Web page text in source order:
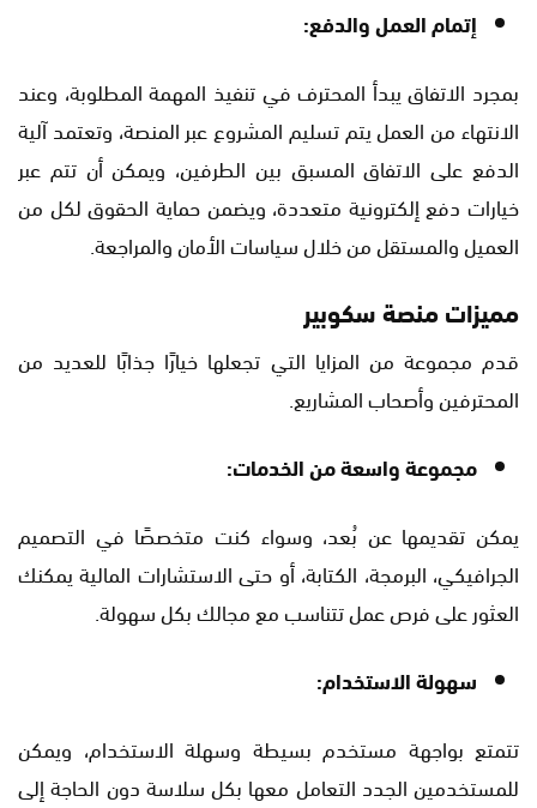
إتمام العمل والدفع:
بمجرد الاتفاق يبدأ المحترف في تنفيذ المهمة المطلوبة، وعند
الانتهاء من العمل يتم تسليم المشروع عبر المنصة، وتعتمد آلية
الدفع على الاتفاق المسبق بين الطرفين، ويمكن أن تتم عبر
خيارات دفع إلكترونية متعددة، ويضمن حماية الحقوق لكل من
العميل والمستقل من خلال سياسات الأمان والمراجعة.
مميزات منصة سكوبير
قدم مجموعة من المزايا التي تجعلها خيارًا جذابًا للعديد من
المحترفين وأصحاب المشاريع.
مجموعة واسعة من الخدمات:
يمكن تقديمها عن بُعد، وسواء كنت متخصصًا في التصميم
الجرافيكي، البرمجة، الكتابة، أو حتى الاستشارات المالية يمكنك
العثور على فرص عمل تتناسب مع مجالك بكل سهولة.
سهولة الاستخدام:
تتمتع بواجهة مستخدم بسيطة وسهلة الاستخدام، ويمكن
للمستخدمين الجدد التعامل معها بكل سلاسة دون الحاجة إلى